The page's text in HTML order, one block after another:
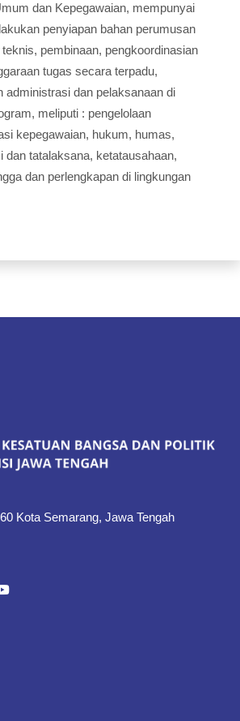
dan Kepegawaian, mempunyai
penyiapan bahan perumusan
pembinaan, pengkoordinasian
tugas secara terpadu,
administrasi dan pelaksanaan di
meliputi : pengelolaan
kepegawaian, hukum, humas,
dan tatalaksana, ketatausahaan,
dan perlengkapan di lingkungan
Kota Semarang, Jawa Tengah